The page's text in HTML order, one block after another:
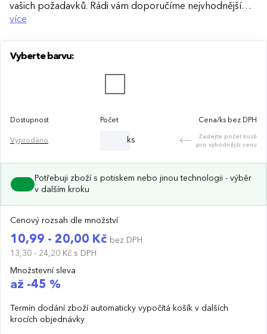
vašich požadavků. Rádi vám doporučíme nejvhodnější
technologii potisku s ohledem na design i váš rozpočet.
více
Vyberte barvu:
Dostupnost Počet Cena/ks bez DPH
Vyprodáno ks
Zadejte počet kusů
pro výhodnější cenu
Potřebuji zboží s potiskem nebo jinou technologii - výběr
v dalším kroku
Cenový rozsah dle množství
10,99 - 20,00 Kč bez DPH
13,30 - 24,20 Kč s DPH
Množstevní sleva
až -45 %
Termín dodání zboží automaticky vypočítá košík v dalších
krocích objednávky